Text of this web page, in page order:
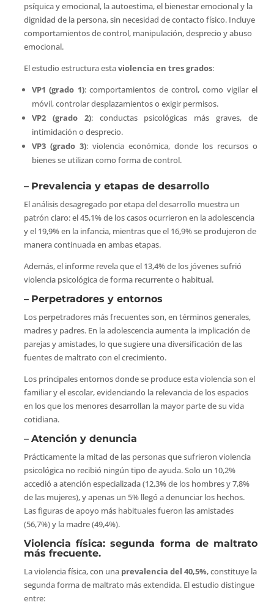
psíquica y emocional, la autoestima, el bienestar emocional y la
dignidad de la persona, sin necesidad de contacto físico. Incluye
comportamientos de control, manipulación, desprecio y abuso
emocional.
El estudio estructura estaviolencia en tres grados:
VP1 (grado 1): comportamientos de control, como vigilar el
móvil, controlar desplazamientos o exigir permisos.
VP2 (grado 2): conductas psicológicas más graves, de
intimidación o desprecio.
VP3 (grado 3): violencia económica, donde los recursos o
bienes se utilizan como forma de control.
– Prevalencia y etapas de desarrollo
El análisis desagregado por etapa del desarrollo muestra un
patrón claro: el 45,1% de los casos ocurrieron en la adolescencia
y el 19,9% en la infancia, mientras que el 16,9% se produjeron de
manera continuada en ambas etapas.
Además, el informe revela que el 13,4% de los jóvenes sufrió
violencia psicológica de forma recurrente o habitual.
– Perpetradores y entornos
Los perpetradores más frecuentes son, en términos generales,
madres y padres. En la adolescencia aumenta la implicación de
parejas y amistades, lo que sugiere una diversificación de las
fuentes de maltrato con el crecimiento.
Los principales entornos donde se produce esta violencia son el
familiar y el escolar, evidenciando la relevancia de los espacios
en los que los menores desarrollan la mayor parte de su vida
cotidiana.
– Atención y denuncia
Prácticamente la mitad de las personas que sufrieron violencia
psicológica no recibió ningún tipo de ayuda. Solo un 10,2%
accedió a atención especializada (12,3% de los hombres y 7,8%
de las mujeres), y apenas un 5% llegó a denunciar los hechos.
Las figuras de apoyo más habituales fueron las amistades
(56,7%) y la madre (49,4%).
Violencia física: segunda forma de maltrato
más frecuente.
La violencia física, con una prevalencia del 40,5%, constituye la
segunda forma de maltrato más extendida. El estudio distingue
entre: